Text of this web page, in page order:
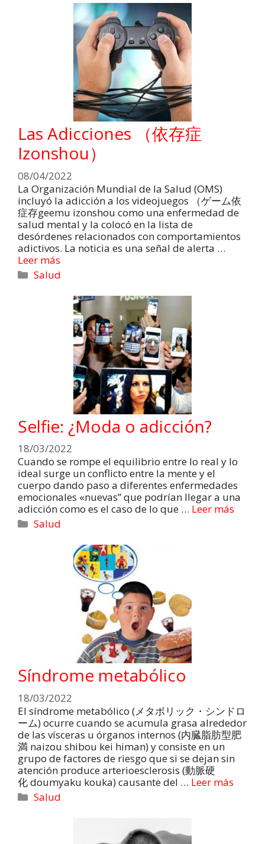
Las Adicciones （依存症
Izonshou）
08/04/2022
La Organización Mundial de la Salud (OMS)
incluyó la adicción a los videojuegos （ゲーム依
症存geemu izonshou como una enfermedad de
salud mental y la colocó en la lista de
desórdenes relacionados con comportamientos
adictivos. La noticia es una señal de alerta …
Leer más
Salud
Selfie: ¿Moda o adicción?
18/03/2022
Cuando se rompe el equilibrio entre lo real y lo
ideal surge un conflicto entre la mente y el
cuerpo dando paso a diferentes enfermedades
emocionales «nuevas” que podrían llegar a una
adicción como es el caso de lo que … Leer más
Salud
Síndrome metabólico
18/03/2022
El síndrome metabólico (メタボリック・シンドロ
ーム) ocurre cuando se acumula grasa alrededor
de las vísceras u órganos internos (内臓脂肪型肥
満 naizou shibou kei himan) y consiste en un
grupo de factores de riesgo que si se dejan sin
atención produce arterioesclerosis (動脈硬
化 doumyaku kouka) causante del … Leer más
Salud